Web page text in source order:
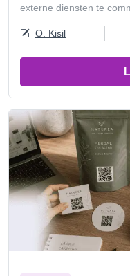
externe diensten te
O. Kisil